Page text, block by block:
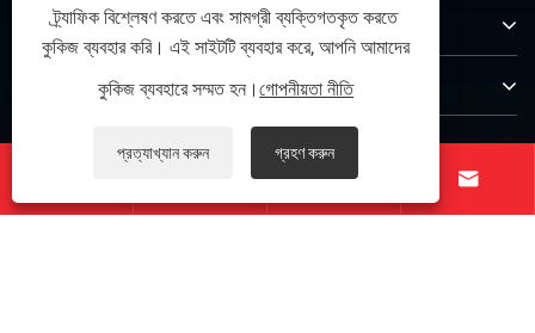
পণ্য
যোগাযোগ করুন
আমাদের অনুসরণ করো
 
ট্র্যাফিক বিশ্লেষণ করতে এবং সামগ্রী ব্যক্তিগতকৃত করতে
কুকিজ ব্যবহার করি। এই সাইটটি ব্যবহার করে, আপনি আমাদের
কুকিজ ব্যবহারে সম্মত হন।গোপনীয়তা নীতি
প্রত্যাখ্যান করুন গ্রহণ করুন